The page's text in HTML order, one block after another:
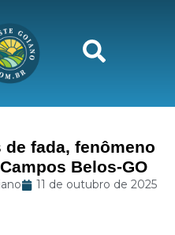
fada, fenômeno
Belos-GO
11 de outubro de 2025